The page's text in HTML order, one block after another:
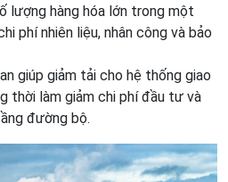
lượng hàng hóa lớn trong một
phí nhiên liệu, nhân công và bảo
giúp giảm tải cho hệ thống giao
thời làm giảm chi phí đầu tư và
đường bộ.